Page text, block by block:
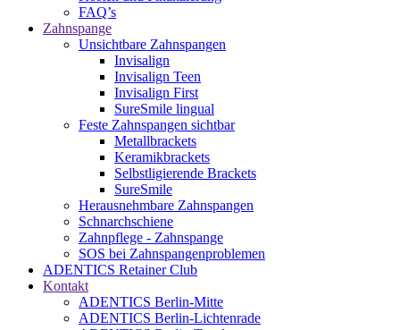
FAQ’s
Zahnspange
Unsichtbare Zahnspangen
Invisalign
Invisalign Teen
Invisalign First
SureSmile lingual
Feste Zahnspangen sichtbar
Metallbrackets
Keramikbrackets
Selbstligierende Brackets
SureSmile
Herausnehmbare Zahnspangen
Schnarchschiene
Zahnpflege - Zahnspange
SOS bei Zahnspangenproblemen
ADENTICS Retainer Club
Kontakt
ADENTICS Berlin-Mitte
ADENTICS Berlin-Lichtenrade